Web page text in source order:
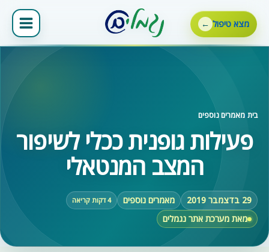
לתוכןמצא טיפול
בית‹מאמרים נוספים
פעילות גופנית ככלי לשיפור
המצב המנטאלי
29 בדצמבר 2019 מאמרים נוספים 4 דקות קריאה
מאת מערכת אתר נגמלים